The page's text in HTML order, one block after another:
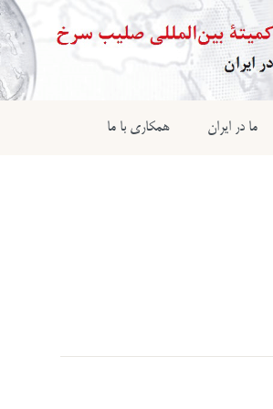
ما در ایران همکاری با ما